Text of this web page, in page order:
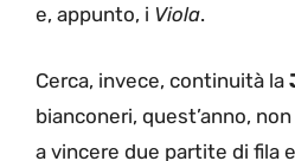
e, appunto, i Viola.
Cerca, invece, continuità la
bianconeri, quest’anno,
a vincere due partite di fila